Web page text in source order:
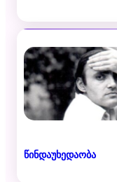
წინდაუხედაობა